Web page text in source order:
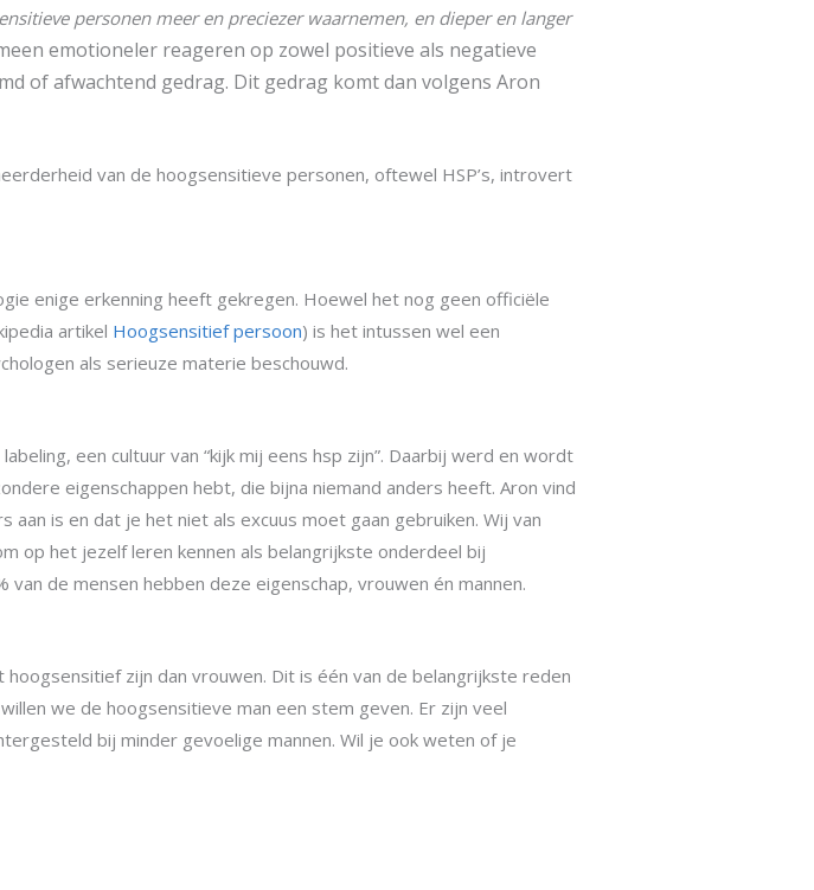
personen meer en preciezer waarnemen, en dieper en langer
emotioneler reageren op zowel positieve als negatieve
of afwachtend gedrag. Dit gedrag komt dan volgens Aron
van de hoogsensitieve personen, oftewel HSP’s, introvert
enige erkenning heeft gekregen. Hoewel het nog geen officiële
artikel Hoogsensitief persoon) is het intussen wel een
als serieuze materie beschouwd.
een cultuur van “kijk mij eens hsp zijn”. Daarbij werd en wordt
eigenschappen hebt, die bijna niemand anders heeft. Aron vind
is en dat je het niet als excuus moet gaan gebruiken. Wij van
op het jezelf leren kennen als belangrijkste onderdeel bij
de mensen hebben deze eigenschap, vrouwen én mannen.
zijn dan vrouwen. Dit is één van de belangrijkste reden
we de hoogsensitieve man een stem geven. Er zijn veel
bij minder gevoelige mannen. Wil je ook weten of je